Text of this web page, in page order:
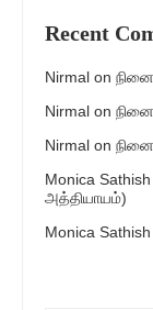
Recent
Nirmal on
Nirmal on
Nirmal on
Monica Sathish
அத்தியாயம்)
Monica Sathish